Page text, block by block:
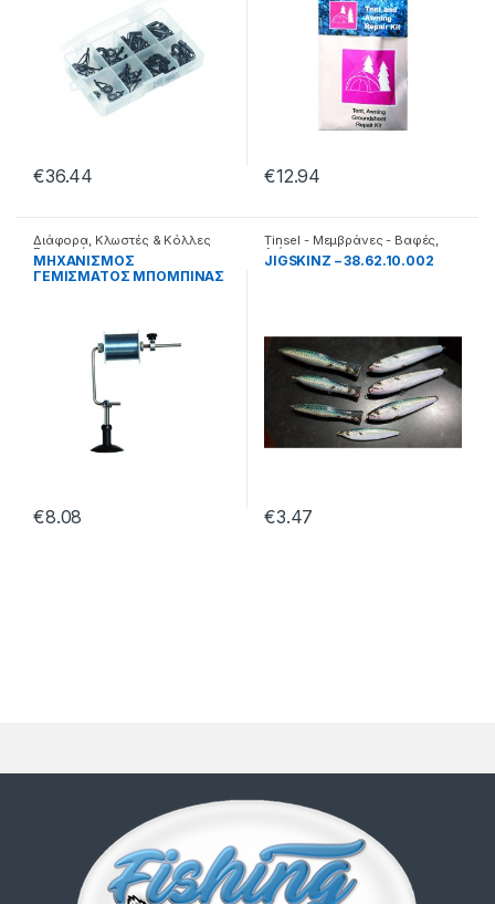
€36.44 €12.94
Διάφορα, Κλωστές & Κόλλες
Επισκευής
ΜΗΧΑΝΙΣΜΟΣ
ΓΕΜΙΣΜΑΤΟΣ ΜΠΟΜΠΙΝΑΣ
€8.08
Tinsel - Μεμβράνες - Βαφές,
Διάφορα
JIGSKINZ – 38.62.10.002
€3.47